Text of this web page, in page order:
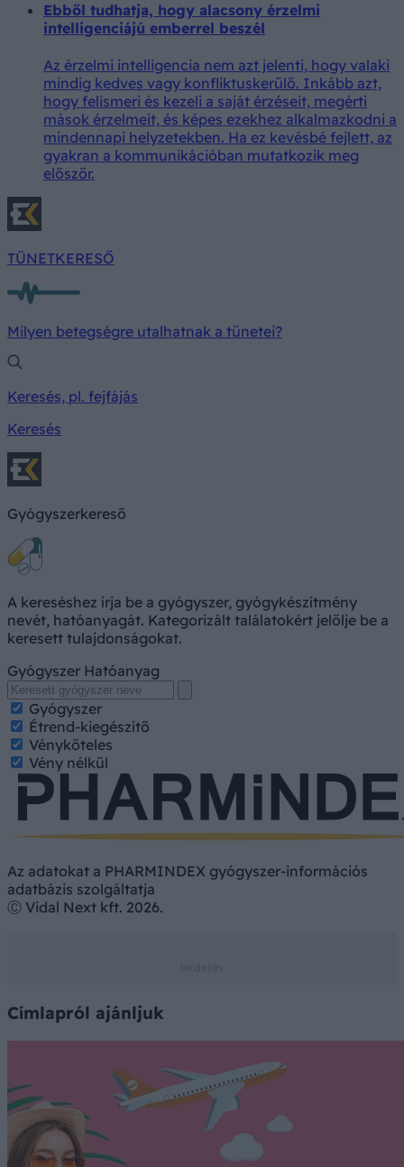
Ebből tudhatja, hogy alacsony érzelmi
intelligenciájú emberrel beszél
Az érzelmi intelligencia nem azt jelenti, hogy valaki
mindig kedves vagy konfliktuskerülő. Inkább azt,
hogy felismeri és kezeli a saját érzéseit, megérti
mások érzelmeit, és képes ezekhez alkalmazkodni a
mindennapi helyzetekben. Ha ez kevésbé fejlett, az
gyakran a kommunikációban mutatkozik meg
először.
TÜNETKERESŐ
Milyen betegségre utalhatnak a tünetei?
Keresés, pl. fejfájás
Keresés
Gyógyszerkereső
A kereséshez írja be a gyógyszer, gyógykészítmény
nevét, hatóanyagát. Kategorizált találatokért jelölje be a
keresett tulajdonságokat.
Gyógyszer Hatóanyag
Gyógyszer
Étrend-kiegészítő
Vényköteles
Vény nélkül
Az adatokat a PHARMINDEX gyógyszer-információs
adatbázis szolgáltatja
Ⓒ Vidal Next kft. 2026.
Címlapról ajánljuk